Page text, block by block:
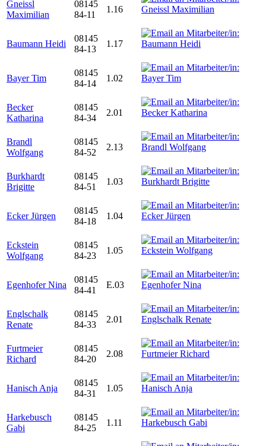
Gneissl
Maximilian
08145
84-11
1.16
Baumann Heidi
08145
84-13
1.17
Bayer Tim
08145
84-14
1.02
Becker
Katharina
08145
84-34
2.01
Brandl
Wolfgang
08145
84-52
2.13
Burkhardt
Brigitte
08145
84-51
1.03
Ecker Jürgen
08145
84-18
1.04
Eckstein
Wolfgang
08145
84-23
1.05
Egenhofer Nina
08145
84-41
E.03
Englschalk
Renate
08145
84-33
2.01
Furtmeier
Richard
08145
84-20
2.08
Hanisch Anja
08145
84-31
1.05
Harkebusch
Gabi
08145
84-25
1.11